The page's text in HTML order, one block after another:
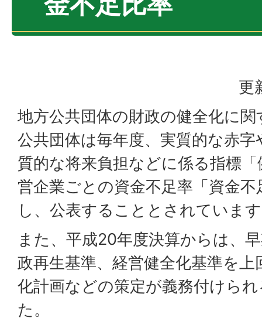
更
地方公共団体の財政の健全化に
公共団体は毎年度、実質的な赤
質的な将来負担などに係る指標
営企業ごとの資金不足率「資金
し、公表することとされていま
また、平成20年度決算からは、
政再生基準、経営健全化基準を
化計画などの策定が義務付けら
た。